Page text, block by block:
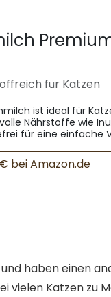
für Katzen
ist ideal für
Nährstoffe wie
für eine einfache
bei Amazon.de
haben einen
vielen Katzen zu